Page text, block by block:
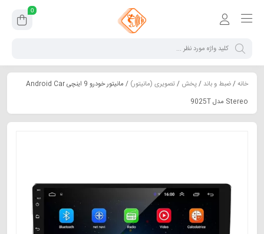
0
خانه/ضبط و باند /پخش /تصویری (مانیتور)
/ مانیتور خودرو 9 اینچی Android Car
Stereo مدل 9025T